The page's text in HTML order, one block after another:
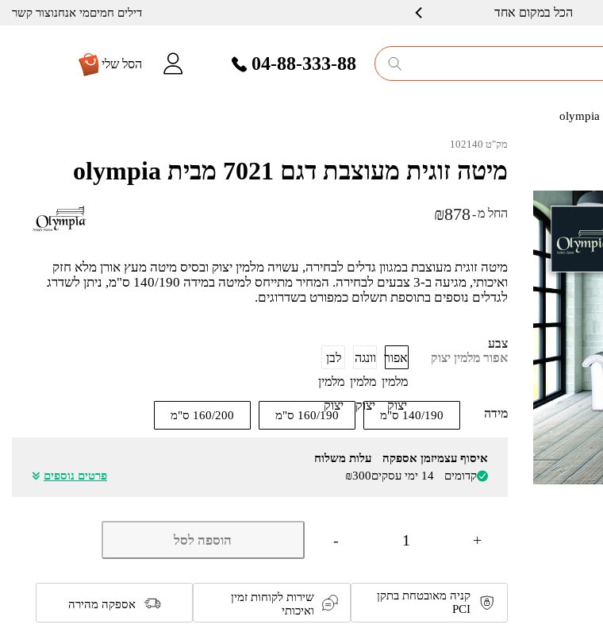
דילים חמיםמי אנחנוצור קשר הכל במקום אחד
שרות ברמה גבוה
04-88-333-88 הסל שלי
מק"ט 102140
מיטה זוגית מעוצבת דגם 7021 מבית olympia
החל מ-
₪878
מיטה זוגית מעוצבת במגוון גדלים לבחירה, עשויה מלמין יצוק ובסיס מיטה מעץ אורן מלא חזק
ואיכותי, מגיעה ב-3 צבעים לבחירה. המחיר מתייחס למיטה במידה 140/190 ס"מ, ניתן לשדרג
לגדלים נוספים בתוספת תשלום כמפורט בשדרוגים.
צבע
אפור מלמין יצוק
אפור
מלמין
יצוק
וונגה
מלמין
יצוק
לבן
מלמין
יצוק
מידה 140/190 ס"מ 160/190 ס"מ 160/200 ס"מ
איסוף עצמי
קדומים
זמן אספקה
14 ימי עסקים
עלות משלוח
₪300
פרטים נוספים
-
מיטה
מעוצבת
דגם
7021
+ הוספה לסל
קניה מאובטחת בתקן
PCI
שירות לקוחות זמין
ואיכותי
אספקה מהירה